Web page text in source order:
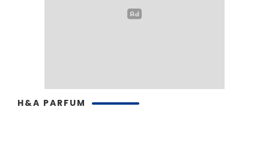
H&A PARFUM